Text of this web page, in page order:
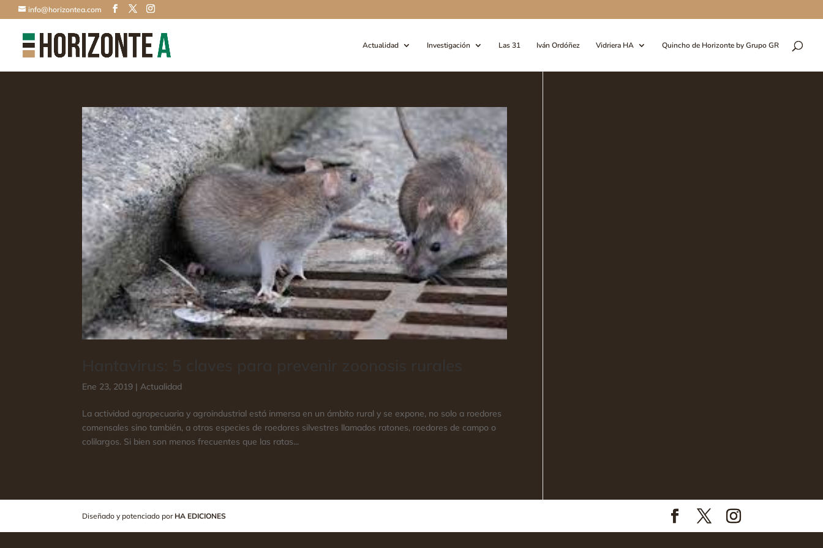
info@horizontea.com
Actualidad Investigación Las 31 Iván Ordóñez Vidriera HA Quincho de Horizonte by Grupo GR
Ene 23, 2019 |Actualidad
La actividad agropecuaria y agroindustrial está inmersa en un ámbito rural y se expone, no solo a roedores
comensales sino también, a otras especies de roedores silvestres llamados ratones, roedores de campo o
colilargos. Si bien son menos frecuentes que las ratas...
Diseñado y potenciado por HA EDICIONES